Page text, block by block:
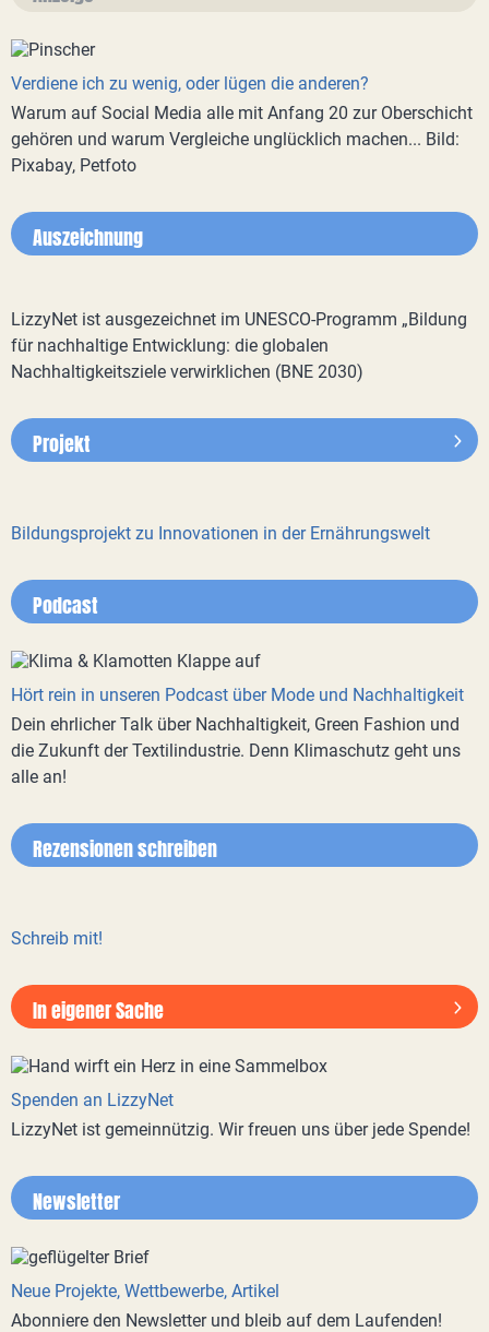
Verdiene ich zu wenig, oder lügen die anderen?
Warum auf Social Media alle mit Anfang 20 zur Oberschicht
gehören und warum Vergleiche unglücklich machen... Bild:
Pixabay, Petfoto
Auszeichnung
LizzyNet ist ausgezeichnet im UNESCO-Programm „Bildung
für nachhaltige Entwicklung: die globalen
Nachhaltigkeitsziele verwirklichen (BNE 2030)
Projekt
Bildungsprojekt zu Innovationen in der Ernährungswelt
Podcast
Hört rein in unseren Podcast über Mode und Nachhaltigkeit
Dein ehrlicher Talk über Nachhaltigkeit, Green Fashion und
die Zukunft der Textilindustrie. Denn Klimaschutz geht uns
alle an!
Rezensionen schreiben
Schreib mit!
In eigener Sache
Spenden an LizzyNet
LizzyNet ist gemeinnützig. Wir freuen uns über jede Spende!
Newsletter
Neue Projekte, Wettbewerbe, Artikel
Abonniere den Newsletter und bleib auf dem Laufenden!